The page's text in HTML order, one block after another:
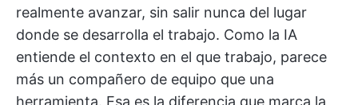
realmente avanzar, sin salir nunca del lugar
donde se desarrolla el trabajo. Como la IA
entiende el contexto en el que trabajo, parece
más un compañero de equipo que una
herramienta. Esa es la diferencia que marca la